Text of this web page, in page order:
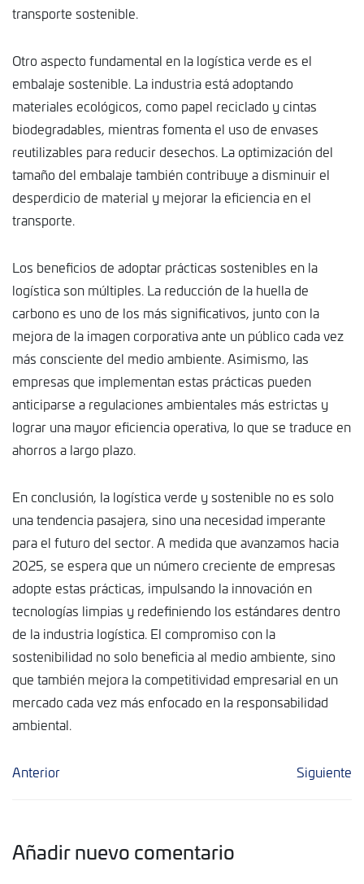
transporte sostenible.
Otro aspecto fundamental en la logística verde es el
embalaje sostenible. La industria está adoptando
materiales ecológicos, como papel reciclado y cintas
biodegradables, mientras fomenta el uso de envases
reutilizables para reducir desechos. La optimización del
tamaño del embalaje también contribuye a disminuir el
desperdicio de material y mejorar la eficiencia en el
transporte.
Los beneficios de adoptar prácticas sostenibles en la
logística son múltiples. La reducción de la huella de
carbono es uno de los más significativos, junto con la
mejora de la imagen corporativa ante un público cada vez
más consciente del medio ambiente. Asimismo, las
empresas que implementan estas prácticas pueden
anticiparse a regulaciones ambientales más estrictas y
lograr una mayor eficiencia operativa, lo que se traduce en
ahorros a largo plazo.
En conclusión, la logística verde y sostenible no es solo
una tendencia pasajera, sino una necesidad imperante
para el futuro del sector. A medida que avanzamos hacia
2025, se espera que un número creciente de empresas
adopte estas prácticas, impulsando la innovación en
tecnologías limpias y redefiniendo los estándares dentro
de la industria logística. El compromiso con la
sostenibilidad no solo beneficia al medio ambiente, sino
que también mejora la competitividad empresarial en un
mercado cada vez más enfocado en la responsabilidad
ambiental.
Anterior Siguiente
Añadir nuevo comentario